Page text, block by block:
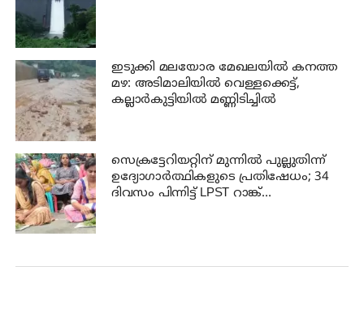
ഇടുക്കി മലയോര മേഖലയിൽ കനത്ത
മഴ: അടിമാലിയിൽ വെള്ളക്കെട്ട്,
കല്ലാർകുട്ടിയിൽ മണ്ണിടിച്ചിൽ
സെക്രട്ടേറിയറ്റിന് മുന്നിൽ പുല്ലുതിന്ന്
ഉദ്യോഗാർത്ഥികളുടെ പ്രതിഷേധം; 34
ദിവസം പിന്നിട്ട് LPST റാങ്ക്